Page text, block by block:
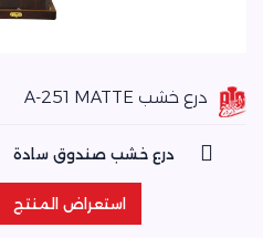
درع خشب A-251 MATTE
درع خشب صندوق سادة
استعراض المنتج
استعراض المنتج